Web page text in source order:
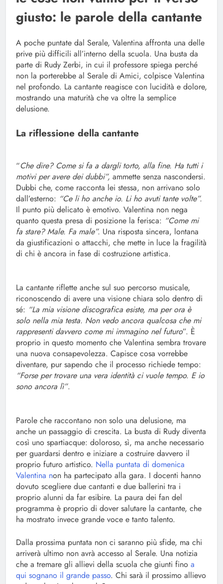
giusto: le parole della cantante
A poche puntate dal Serale, Valentina affronta una delle
prive più difficili all’interno della scuola. Una busta da
parte di Rudy Zerbi, in cui il professore spiega perché
non la porterebbe al Serale di Amici, colpisce Valentina
nel profondo. La cantante reagisce con lucidità e dolore,
mostrando una maturità che va oltre la semplice
delusione.
La riflessione della cantante
“Che dire? Come si fa a dargli torto, alla fine. Ha tutti i
motivi per avere dei dubbi”, ammette senza nascondersi.
Dubbi che, come racconta lei stessa, non arrivano solo
dall’esterno: “Ce li ho anche io. Li ho avuti tante volte”.
Il punto più delicato è emotivo. Valentina non nega
quanto questa presa di posizione la ferisca: “Come mi
fa stare? Male. Fa male”. Una risposta sincera, lontana
da giustificazioni o attacchi, che mette in luce la fragilità
di chi è ancora in fase di costruzione artistica.
La cantante riflette anche sul suo percorso musicale,
riconoscendo di avere una visione chiara solo dentro di
sé: “La mia visione discografica esiste, ma per ora è
solo nella mia testa. Non vedo ancora qualcosa che mi
rappresenti davvero come mi immagino nel futuro”. È
proprio in questo momento che Valentina sembra trovare
una nuova consapevolezza. Capisce cosa vorrebbe
diventare, pur sapendo che il processo richiede tempo:
“Forse per trovare una vera identità ci vuole tempo. E io
sono ancora lì”.
Parole che raccontano non solo una delusione, ma
anche un passaggio di crescita. La busta di Rudy diventa
così uno spartiacque: doloroso, sì, ma anche necessario
per guardarsi dentro e iniziare a costruire davvero il
proprio futuro artistico. Nella puntata di domenica
Valentina non ha partecipato alla gara. I docenti hanno
dovuto scegliere due cantanti e due ballerini tra i
proprio alunni da far esibire. La paura dei fan del
programma è proprio di dover salutare la cantante, che
ha mostrato invece grande voce e tanto talento.
Dalla prossima puntata non ci saranno più sfide, ma chi
arriverà ultimo non avrà accesso al Serale. Una notizia
che a tremare gli allievi della scuola che giunti fino a
qui sognano il grande passo. Chi sarà il prossimo allievo